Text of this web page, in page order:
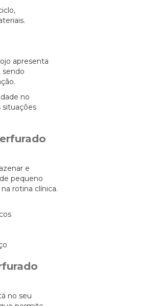
apresenta
sendo
no
situações
e
pequeno
rotina clínica.
no seu